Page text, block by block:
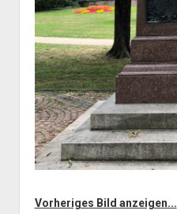
Vorheriges Bild anzeigen...